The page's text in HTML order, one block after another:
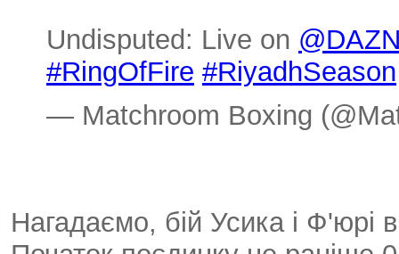
Undisputed: Live on
#RingOfFire #RiyadhSeason
— Matchroom Boxing
Нагадаємо, бій Усика і Ф'юрі